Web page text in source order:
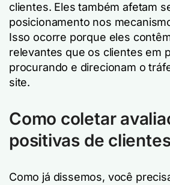
clientes. Eles também afetam
posicionamento nos
Isso ocorre porque eles
relevantes que os clientes em
procurando e direcionam o
site.
Como coletar
positivas de
Como já dissemos, você